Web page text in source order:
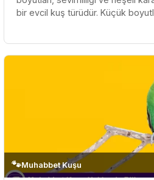
bir evcil kuş türüdür. Küçük
🐾Muhabbet Kuşu